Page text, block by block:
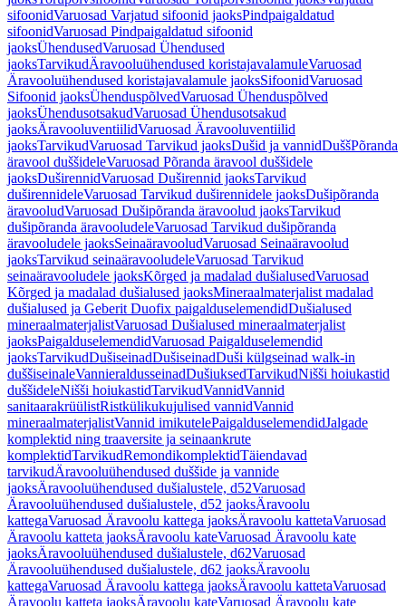
sifoonidVaruosad Varjatud sifoonid jaoksPindpaigaldatud
sifoonidVaruosad Pindpaigaldatud sifoonid
jaoksÜhendusedVaruosad Ühendused
jaoksTarvikudÄravooluühendused koristajavalamuleVaruosad
Äravooluühendused koristajavalamule jaoksSifoonidVaruosad
Sifoonid jaoksÜhenduspõlvedVaruosad Ühenduspõlved
jaoksÜhendusotsakudVaruosad Ühendusotsakud
jaoksÄravooluventiilidVaruosad Äravooluventiilid
jaoksTarvikudVaruosad Tarvikud jaoksDušid ja vannidDuššPõranda
äravool duššideleVaruosad Põranda äravool duššidele
jaoksDuširennidVaruosad Duširennid jaoksTarvikud
duširennideleVaruosad Tarvikud duširennidele jaoksDušipõranda
äravooludVaruosad Dušipõranda äravoolud jaoksTarvikud
dušipõranda äravooludeleVaruosad Tarvikud dušipõranda
äravooludele jaoksSeinaäravooludVaruosad Seinaäravoolud
jaoksTarvikud seinaäravooludeleVaruosad Tarvikud
seinaäravooludele jaoksKõrged ja madalad dušialusedVaruosad
Kõrged ja madalad dušialused jaoksMineraalmaterjalist madalad
dušialused ja Geberit Duofix paigalduselemendidDušialused
mineraalmaterjalistVaruosad Dušialused mineraalmaterjalist
jaoksPaigalduselemendidVaruosad Paigalduselemendid
jaoksTarvikudDušiseinadDušiseinadDuši külgseinad walk-in
duššiseinaleVannieraldusseinadDušiuksedTarvikudNišši hoiukastid
duššideleNišši hoiukastidTarvikudVannidVannid
sanitaarakrüülistRistkülikukujulised vannidVannid
mineraalmaterjalistVannid imikutelePaigalduselemendidJalgade
komplektid ning traaversite ja seinaankrute
komplektidTarvikudRemondikomplektidTäiendavad
tarvikudÄravooluühendused duššide ja vannide
jaoksÄravooluühendused dušialustele, d52Varuosad
Äravooluühendused dušialustele, d52 jaoksÄravoolu
kattegaVaruosad Äravoolu kattega jaoksÄravoolu kattetaVaruosad
Äravoolu katteta jaoksÄravoolu kateVaruosad Äravoolu kate
jaoksÄravooluühendused dušialustele, d62Varuosad
Äravooluühendused dušialustele, d62 jaoksÄravoolu
kattegaVaruosad Äravoolu kattega jaoksÄravoolu kattetaVaruosad
Äravoolu katteta jaoksÄravoolu kateVaruosad Äravoolu kate